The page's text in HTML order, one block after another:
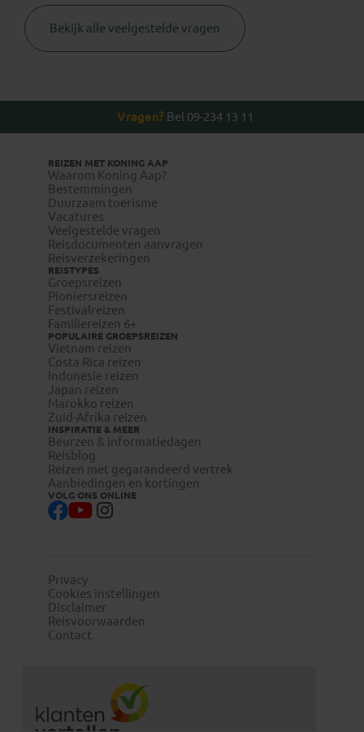
legalisatie.nl/koningaap-nl
legalisatie.nl/koningaap-be
Reizigers die niet beschikken over de Nederlandse of
Belgische nationaliteit, dienen zelf contact op te nemen
met de betreffende ambassade(s) en hun eventuele visum
Thuisvaccinatie.nl
www.wanda.be
www.itg.be
Bekijk alle veelgestelde vragen
Vragen? Bel 09-234 13 11
REIZEN MET KONING AAP
Waarom Koning Aap?
Bestemmingen
Duurzaam toerisme
Vacatures
Veelgestelde vragen
Reisdocumenten aanvragen
Reisverzekeringen
REISTYPES
Groepsreizen
Pioniersreizen
Festivalreizen
Familiereizen 6+
POPULAIRE GROEPSREIZEN
Vietnam reizen
Costa Rica reizen
Indonesie reizen
Japan reizen
Marokko reizen
Zuid-Afrika reizen
INSPIRATIE & MEER
Beurzen & informatiedagen
Reisblog
Reizen met gegarandeerd vertrek
Aanbiedingen en kortingen
VOLG ONS ONLINE
Privacy
Cookies instellingen
Disclaimer
Reisvoorwaarden
Contact